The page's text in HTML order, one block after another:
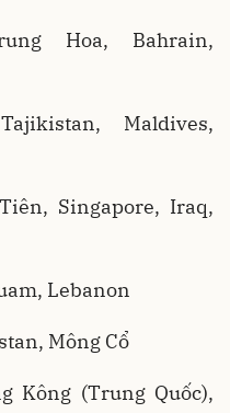
Hoa, Bahrain,
Maldives,
Singapore, Iraq,
Lebanon
Mông Cổ
Kông (Trung Quốc),